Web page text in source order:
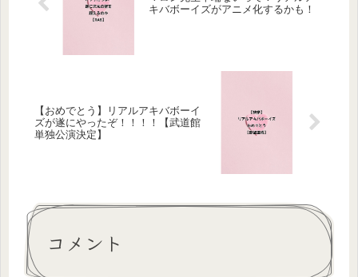
キバボーイズがアニメ化するかも！
【おめでとう】リアルアキバボーイ
ズが遂にやったぞ！！！！【武道館
単独公演決定】
コメント